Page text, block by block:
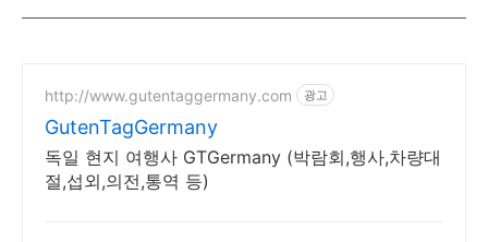
http://www.gutentaggermany.com 광고
GutenTagGermany
독일 현지 여행사 GTGermany (박람회,행사,차량대
절,섭외,의전,통역 등)